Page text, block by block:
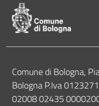
Contatti
Comune di Bologna,
Bologna P.Iva
02008 02435